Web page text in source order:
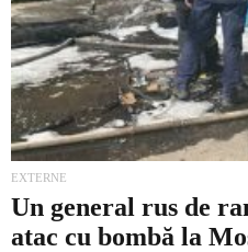
Economic
Contact
Prima
EXTERNE
Un general rus de
atac cu bombă la